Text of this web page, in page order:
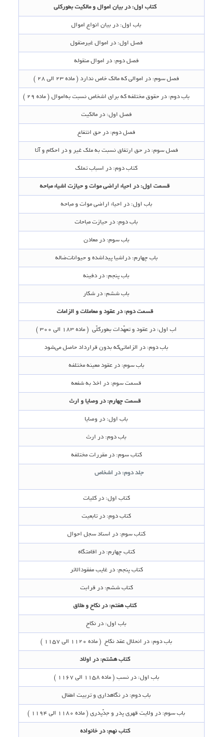
کتاب اول‌: در بیان اموال و مالکیت بطورکلی‌
باب اول‌: در بیان انواع اموال‌
فصل اول‌: در اموال غیرمنقول‌
فصل دوم‌: در اموال منقوله‌
فصل سوم‌: در اموالی که مالک خاص ندارد ( ماده 23 الی 28 )
باب دوم‌: در حقوق مختلفه که برای اشخاص‌ نسبت به‌اموال ( ماده 29 )
فصل اول‌: در مالکیت‌
فصل دوم‌: در حق انتفاع‌
فصل سوم‌: در حق ارتفاق نسبت به ملک غیر و در احکام‌ و آثا
کتاب دوم‌: در اسباب تملک‌
قسمت اول‌: در احیاء اراضی موات و حیازت اشیاء مباحه‌
باب اول‌: در احیاء اراضی موات و مباحه‌
باب دوم‌: در حیازت مباحات‌
باب سوم‌: در معادن‌
باب چهارم‌: دراشیا پیداشده ‌و حیوانات‌ضاله
باب پنجم‌: در دفینه‌
باب ششم‌: در شکار
قسمت دوم‌: در عقود و معاملات و الزامات‌
اب اول‌: در عقود و تعهّدات بطورکلّی‌ ‌ ( ماده 183 الی 300 )
باب دوم‌: در الزاماتی‌که بدون قرارداد حاصل می‌شود
باب سوم‌: در عقود معینه مختلفه‌
قسمت سوم‌: در اخذ به شفعه‌
قسمت چهارم‌: در وصایا و ارث‌
باب اول‌: در وصایا
باب دوم‌: در ارث‌
کتاب سوم‌: در مقررات مختلفه‌
جلد دوم‌: در اشخاص‌
کتاب اول‌: در کلیات‌
کتاب دوم‌: در تابعیت‌
کتاب سوم‌: در اسناد سجل احوال‌
کتاب چهارم‌: در اقامتگاه‌
کتاب پنجم‌: در غایب مفقودالاثر
کتاب ششم‌: در قرابت‌
کتاب هفتم‌: در نکاح و طلاق
باب اول‌: در نکاح‌
باب دوم‌: در انحلال عقد نکاح‌ ‌ ( ماده 1120 الی 1157 )
کتاب هشتم‌: در اولاد
باب اول‌: در نسب‌ ( ماده 1158 الی 1167 )
باب دوم‌: در نگاهداری و تربیت اطفال‌
باب سوم‌: در ولایت قهری پدر و جدّپدری‌ ( ماده 1180 الی 1194 )
کتاب نهم‌: در خانواده‌